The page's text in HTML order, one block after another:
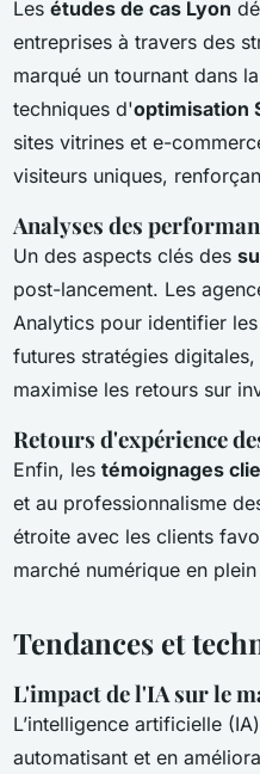
Les études de cas Lyon
entreprises à travers des
marqué un tournant dans
techniques d'optimisation
sites vitrines et e-
visiteurs uniques,
Analyses des
Un des aspects clés des
post-lancement. Les
Analytics pour identifier
futures stratégies
maximise les retours sur
Retours d'expérience
Enfin, les témoignages
et au professionnalisme
étroite avec les clients
marché numérique en
Tendances et
L'impact de l'IA sur le
L’intelligence artificielle
automatisant et en